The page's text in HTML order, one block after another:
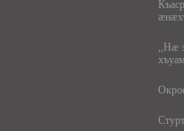
,,Нæ